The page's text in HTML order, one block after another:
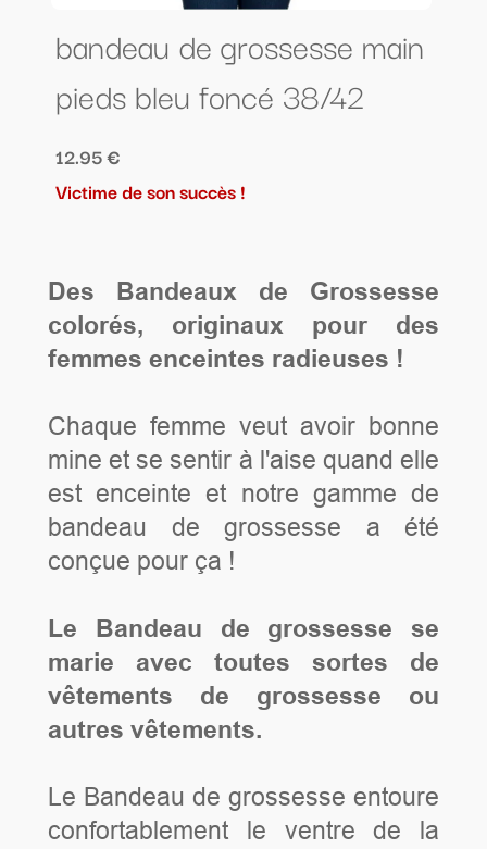
bandeau de grossesse main
pieds bleu foncé 38/42
12.95 €
Victime de son succès !
Des Bandeaux de Grossesse
colorés, originaux pour des
femmes enceintes radieuses !
Chaque femme veut avoir bonne
mine et se sentir à l'aise quand elle
est enceinte et notre gamme de
bandeau de grossesse a été
conçue pour ça !
Le Bandeau de grossesse se
marie avec toutes sortes de
vêtements de grossesse ou
autres vêtements.
Le Bandeau de grossesse entoure
confortablement le ventre de la